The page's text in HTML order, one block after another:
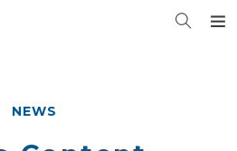
NEWS